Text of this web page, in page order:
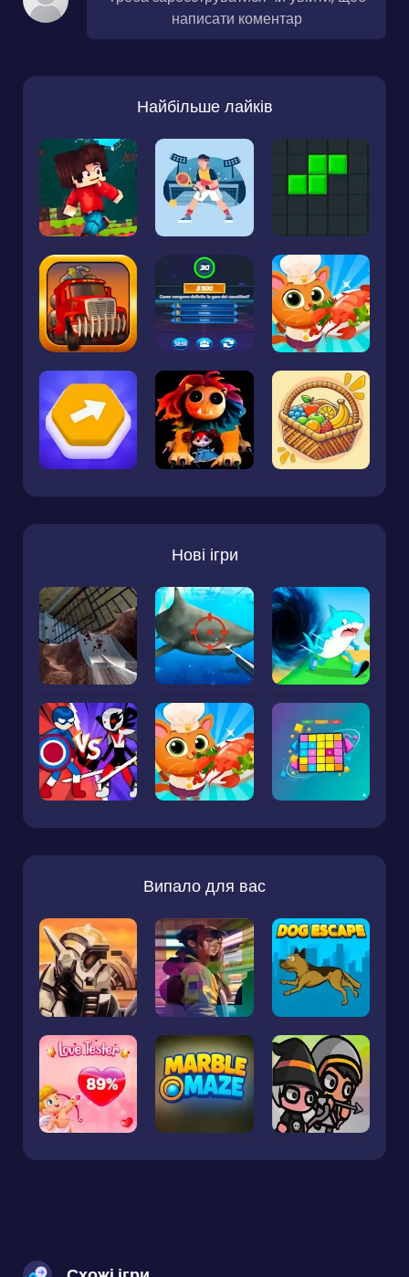
написати коментар
Найбільше лайків
Нові ігри
Випало для вас